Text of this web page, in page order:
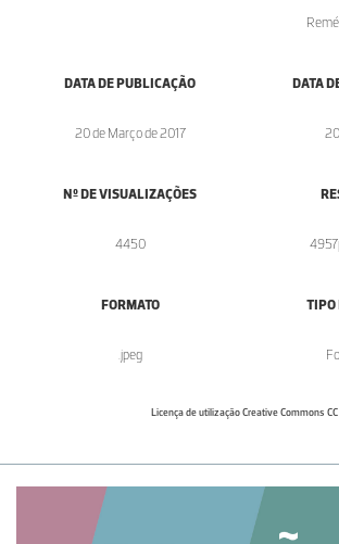
DATA DE PUBLICAÇÃO
20 de Março de 2017
DATA
Nº DE VISUALIZAÇÕES
4450
FORMATO
.jpeg
TIPO
Licença de utilização Creative Commons